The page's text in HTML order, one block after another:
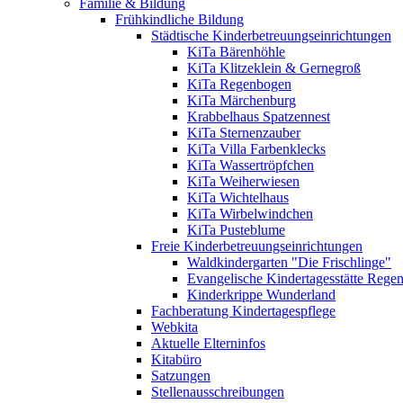
Familie & Bildung
Frühkindliche Bildung
Städtische Kinderbetreuungseinrichtungen
KiTa Bärenhöhle
KiTa Klitzeklein & Gernegroß
KiTa Regenbogen
KiTa Märchenburg
Krabbelhaus Spatzennest
KiTa Sternenzauber
KiTa Villa Farbenklecks
KiTa Wassertröpfchen
KiTa Weiherwiesen
KiTa Wichtelhaus
KiTa Wirbelwindchen
KiTa Pusteblume
Freie Kinderbetreuungseinrichtungen
Waldkindergarten "Die Frischlinge"
Evangelische Kindertagesstätte
Kinderkrippe Wunderland
Fachberatung Kindertagespflege
Webkita
Aktuelle Elterninfos
Kitabüro
Satzungen
Stellenausschreibungen